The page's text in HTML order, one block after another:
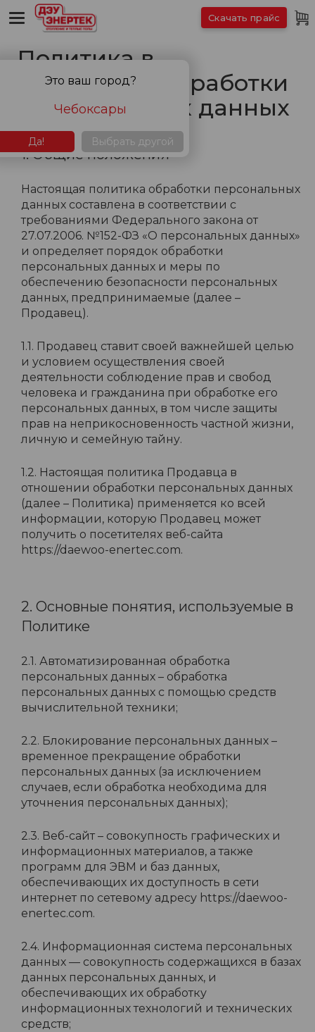
Политика в
отношении обработки
персональных данных
1. Общие положения
Настоящая политика обработки персональных
данных составлена в соответствии с
требованиями Федерального закона от
27.07.2006. №152-ФЗ «О персональных данных»
и определяет порядок обработки
персональных данных и меры по
обеспечению безопасности персональных
данных, предпринимаемые (далее –
Продавец).
1.1. Продавец ставит своей важнейшей целью
и условием осуществления своей
деятельности соблюдение прав и свобод
человека и гражданина при обработке его
персональных данных, в том числе защиты
прав на неприкосновенность частной жизни,
личную и семейную тайну.
1.2. Настоящая политика Продавца в
отношении обработки персональных данных
(далее – Политика) применяется ко всей
информации, которую Продавец может
получить о посетителях веб-сайта
https://daewoo-enertec.com.
2. Основные понятия, используемые в
Политике
2.1. Автоматизированная обработка
персональных данных – обработка
персональных данных с помощью средств
вычислительной техники;
2.2. Блокирование персональных данных –
временное прекращение обработки
персональных данных (за исключением
случаев, если обработка необходима для
уточнения персональных данных);
2.3. Веб-сайт – совокупность графических и
информационных материалов, а также
программ для ЭВМ и баз данных,
обеспечивающих их доступность в сети
интернет по сетевому адресу https://daewoo-
enertec.com.
2.4. Информационная система персональных
данных — совокупность содержащихся в базах
данных персональных данных, и
обеспечивающих их обработку
информационных технологий и технических
средств;
Скачать прайс
Это ваш город?
Чебоксары
Да! Выбрать другой